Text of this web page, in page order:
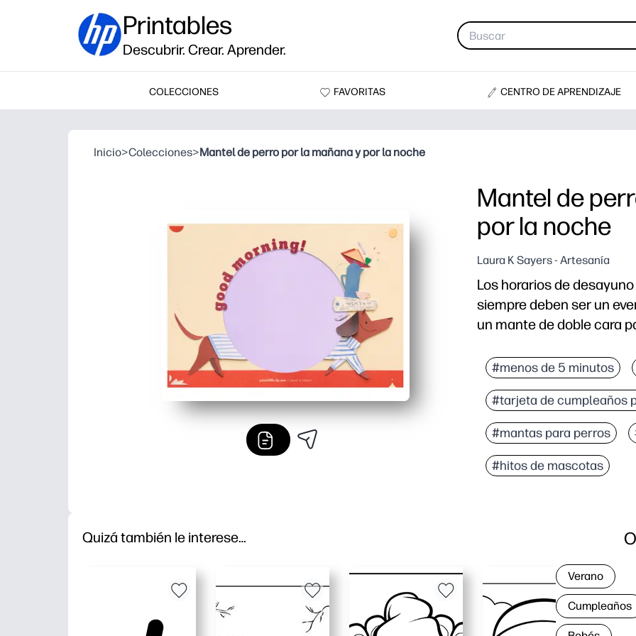
Printables
Descubrir. Crear. Aprender.
COLECCIONES FAVORITAS CENTRO DE APRENDIZAJE
Inicio>Colecciones>Mantel de perro por la mañana y por la noche
Mantel de
por la noche
Laura K Sayers - Artesanía
Los horarios de
siempre deben ser un
un mante de doble cara
Imprenta y listo:
Diseño de doble cara
Protege los pisos:
Se lamina
#menos de 5 minutos
#tarjeta de cumpleaños
#mantas para perros
#hitos de mascotas
Quizá también le interese…
Verano
Cumpleaños